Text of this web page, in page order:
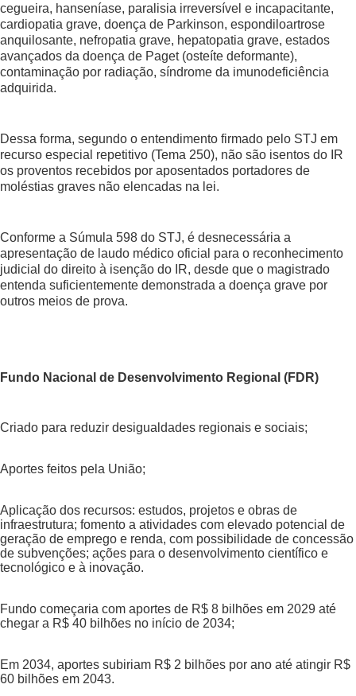
cegueira, hanseníase, paralisia irreversível e incapacitante,
cardiopatia grave, doença de Parkinson, espondiloartrose
anquilosante, nefropatia grave, hepatopatia grave, estados
avançados da doença de Paget (osteíte deformante),
contaminação por radiação, síndrome da imunodeficiência
adquirida.
Dessa forma, segundo o entendimento firmado pelo STJ em
recurso especial repetitivo (Tema 250), não são isentos do IR
os proventos recebidos por aposentados portadores de
moléstias graves não elencadas na lei.
Conforme a Súmula 598 do STJ, é desnecessária a
apresentação de laudo médico oficial para o reconhecimento
judicial do direito à isenção do IR, desde que o magistrado
entenda suficientemente demonstrada a doença grave por
outros meios de prova.
Fundo Nacional de Desenvolvimento Regional (FDR)
Criado para reduzir desigualdades regionais e sociais;
Aportes feitos pela União;
Aplicação dos recursos: estudos, projetos e obras de
infraestrutura; fomento a atividades com elevado potencial de
geração de emprego e renda, com possibilidade de concessão
de subvenções; ações para o desenvolvimento científico e
tecnológico e à inovação.
Fundo começaria com aportes de R$ 8 bilhões em 2029 até
chegar a R$ 40 bilhões no início de 2034;
Em 2034, aportes subiriam R$ 2 bilhões por ano até atingir R$
60 bilhões em 2043.